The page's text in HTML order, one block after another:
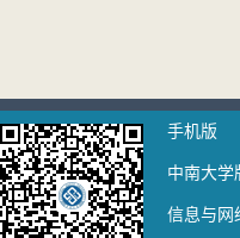
手机版
中南大
信息与网